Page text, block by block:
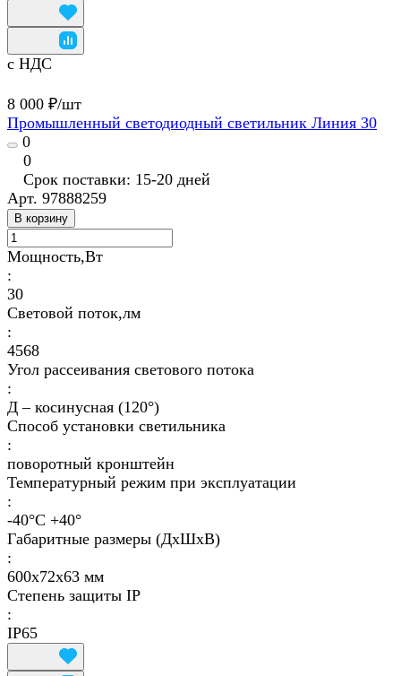
с НДС
8 000 ₽/шт
Промышленный светодиодный светильник Линия 30
0
0
Срок поставки: 15-20 дней
Арт. 97888259
В корзину
Мощность,Вт
:
30
Световой поток,лм
:
4568
Угол рассеивания светового потока
:
Д – косинусная (120°)
Способ установки светильника
:
поворотный кронштейн
Температурный режим при эксплуатации
:
-40°С +40°
Габаритные размеры (ДхШхВ)
:
600х72х63 мм
Степень защиты IP
:
IP65